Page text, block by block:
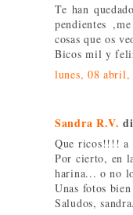
Te han
pendientes
cosas que os
Bicos mil y
lunes, 08 abril,
Sandra R.V.
Que ricos!!!! a
Por cierto, en
harina... o no
Unas fotos
Saludos, sandra.